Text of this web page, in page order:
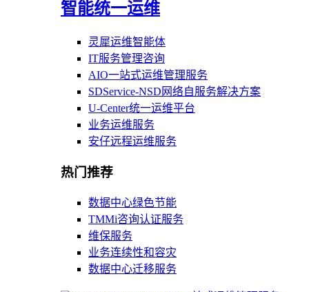
智能统一运维
灵犀运维智能体
IT服务管理咨询
AIO一站式运维管理服务
SDService-NSD网络自服务解决方案
U-Center统一运维平台
业务运维服务
安仔远程运维服务
热门推荐
数据中心绿色节能
TMMi咨询认证服务
维保服务
业务连续性和容灾
数据中心迁移服务